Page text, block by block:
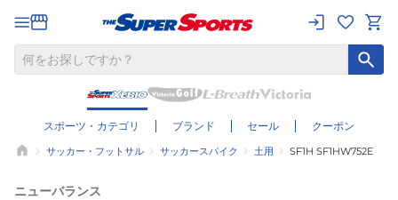
スポーツ・カテゴリ ブランド セール クーポン
サッカー・フットサル サッカースパイク 土用 SF1H SF1HW752E
ニューバランス